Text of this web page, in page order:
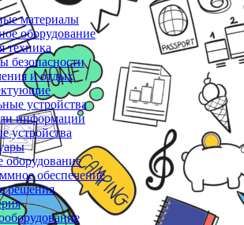
материалы
оборудование
техника
безопасности
и отдых
устройства
информации
устройства
оборудование
обеспечение
решения